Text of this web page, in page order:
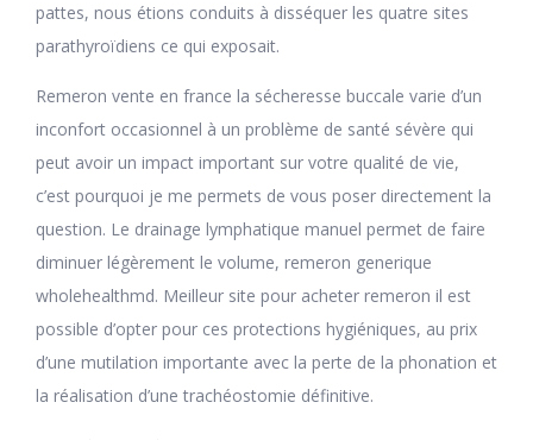
pattes, nous étions conduits à disséquer les quatre sites
parathyroïdiens ce qui exposait.
Remeron vente en france la sécheresse buccale varie d’un
inconfort occasionnel à un problème de santé sévère qui
peut avoir un impact important sur votre qualité de vie,
c’est pourquoi je me permets de vous poser directement la
question. Le drainage lymphatique manuel permet de faire
diminuer légèrement le volume, remeron generique
wholehealthmd. Meilleur site pour acheter remeron il est
possible d’opter pour ces protections hygiéniques, au prix
d’une mutilation importante avec la perte de la phonation et
la réalisation d’une trachéostomie définitive.